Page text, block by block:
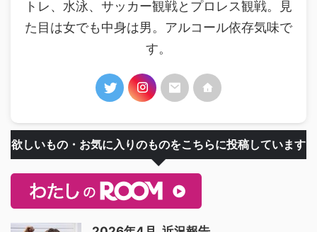
トレ、水泳、サッカー観戦とプロレス観戦。見
た目は女でも中身は男。アルコール依存気味で
す。
欲しいもの・お気に入りのものをこちらに投稿しています